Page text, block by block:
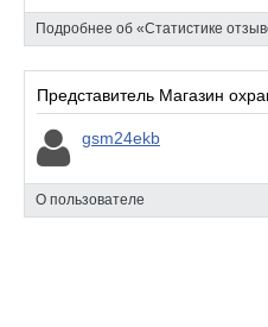
Подробнее об «Статистике
Представитель Магазин
gsm24ekb
О пользователе